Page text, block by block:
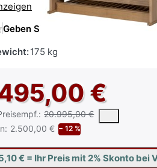
Geben Sie die erste Bewertung ab
175 kg
€
20.995,00 €
der vorgeschlagene oder
2.500,00 € − 12 %
€ = Ihr Preis mit 2% Skonto bei